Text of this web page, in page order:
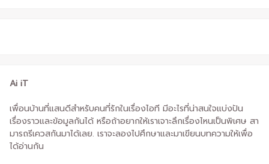
Ai iT
เพื่อนบ้านที่แสนดีสำหรับคนที่รักในเรื่องไอที มีอะไรที่น่าสนใจแบ่งปัน
เรื่องราวและข้อมูลกันได้ หรือถ้าอยากให้เราเจาะลึกเรื่องไหนเป็นพิเศษ สา
มารถรีเควสกันมาได้เลย. เราจะลองไปศึกษาและมาเขียนบทความให้เพื่อ
ได้อ่านกัน